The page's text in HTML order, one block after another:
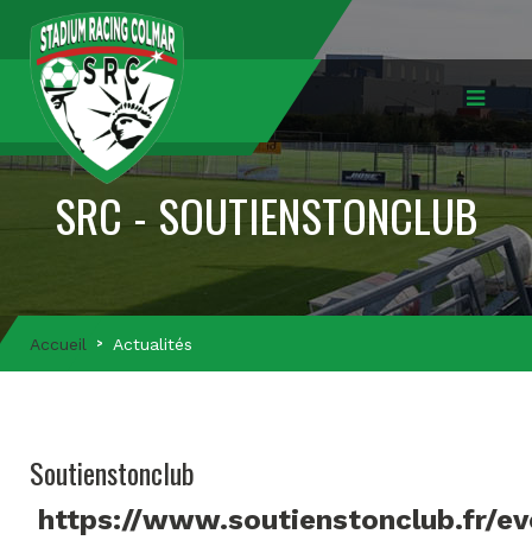
SRC - SOUTIENSTONCLUB
Accueil Actualités
Soutienstonclub
https://www.soutienstonclub.fr/